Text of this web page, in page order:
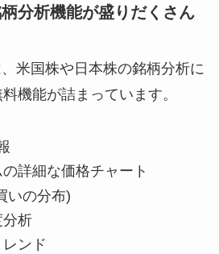
分析機能が盛りだくさん
米国株や日本株の銘柄分析に
機能が詰まっています。
詳細な価格チャート
いの分布)
析
ンド